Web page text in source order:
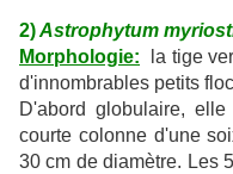
2)Astrophytum
Morphologie: la tige
d'innombrables petits
D'abord globulaire,
courte colonne d'une
30 cm de diamètre. Les